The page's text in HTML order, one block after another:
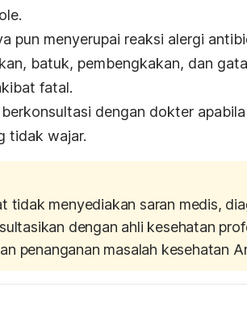
pun menyerupai reaksi alergi
batuk, pembengkakan, dan
fatal.
dengan dokter
tidak wajar.
tidak menyediakan saran medis,
dengan ahli kesehatan
penanganan masalah kesehatan